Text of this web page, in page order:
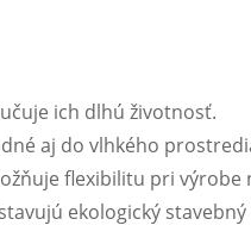
ich dlhú životnosť.
aj do vlhkého
flexibilitu pri
ekologický